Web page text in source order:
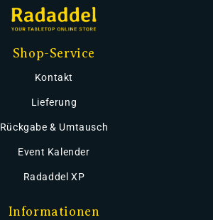
Shop-Service
Kontakt
Lieferung
Rückgabe & Umtausch
Event Kalender
Radaddel XP
Informationen